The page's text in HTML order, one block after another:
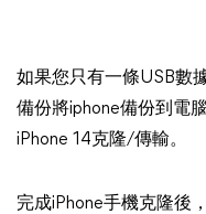
如果您只有一條USB數
備份將iphone備份到電
iPhone 14克隆/傳輸。
完成iPhone手機克隆後